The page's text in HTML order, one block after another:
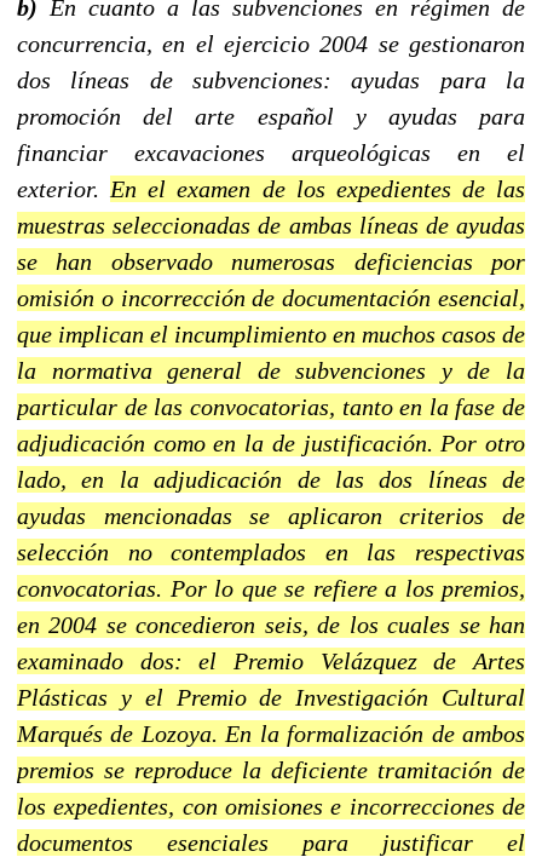
b) En cuanto a las subvenciones en régimen de
concurrencia, en el ejercicio 2004 se gestionaron
dos líneas de subvenciones: ayudas para la
promoción del arte español y ayudas para
financiar excavaciones arqueológicas en el
exterior. En el examen de los expedientes de las
muestras seleccionadas de ambas líneas de ayudas
se han observado numerosas deficiencias por
omisión o incorrección de documentación esencial,
que implican el incumplimiento en muchos casos de
la normativa general de subvenciones y de la
particular de las convocatorias, tanto en la fase de
adjudicación como en la de justificación. Por otro
lado, en la adjudicación de las dos líneas de
ayudas mencionadas se aplicaron criterios de
selección no contemplados en las respectivas
convocatorias. Por lo que se refiere a los premios,
en 2004 se concedieron seis, de los cuales se han
examinado dos: el Premio Velázquez de Artes
Plásticas y el Premio de Investigación Cultural
Marqués de Lozoya. En la formalización de ambos
premios se reproduce la deficiente tramitación de
los expedientes, con omisiones e incorrecciones de
documentos esenciales para justificar el